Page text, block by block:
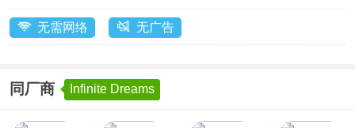
无需网络 无广告
同厂商 Infinite Dreams